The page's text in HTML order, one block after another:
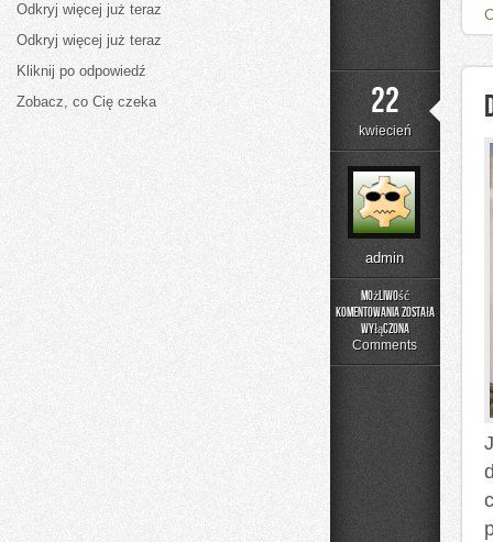
22
kwiecień
admin
Możliwość
komentowania
Domowe
Produkty
i
została
wyłączona
Comments
Odkryj więcej już teraz
Odkryj więcej już teraz
Kliknij po odpowiedź
Zobacz, co Cię czeka